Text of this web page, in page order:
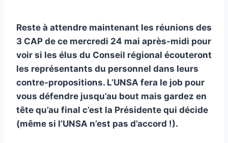
Reste à attendre maintenant les réunions des
3 CAP de ce mercredi 24 mai après-midi pour
voir si les élus du Conseil régional écouteront
les représentants du personnel dans leurs
contre-propositions. L’UNSA fera le job pour
vous défendre jusqu’au bout mais gardez en
tête qu’au final c’est la Présidente qui décide
(même si l’UNSA n’est pas d’accord !).